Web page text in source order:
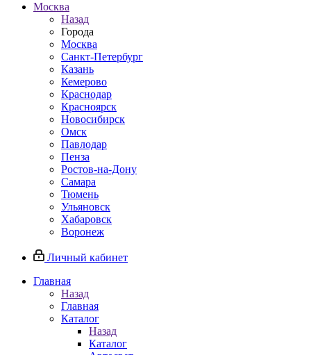
Москва
Назад
Города
Москва
Санкт-Петербург
Казань
Кемерово
Краснодар
Красноярск
Новосибирск
Омск
Павлодар
Пенза
Ростов-на-Дону
Самара
Тюмень
Ульяновск
Хабаровск
Воронеж
Личный кабинет
Главная
Назад
Главная
Каталог
Назад
Каталог